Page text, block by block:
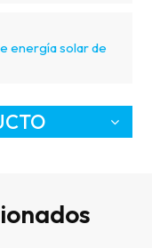
energía solar de